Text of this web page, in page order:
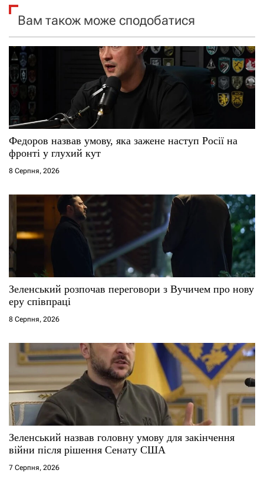
я
з
а
п
и
с
і
в
Вам також може сподобатися
Федоров назвав умову, яка зажене наступ Росії на
фронті у глухий кут
8 Серпня, 2026
Зеленський розпочав переговори з Вучичем про нову
еру співпраці
8 Серпня, 2026
Зеленський назвав головну умову для закінчення
війни після рішення Сенату США
7 Серпня, 2026